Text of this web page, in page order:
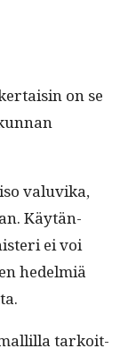
on se
val­u­vi­ka,
Käytän­
ei voi
hedelmiä
tarkoit­